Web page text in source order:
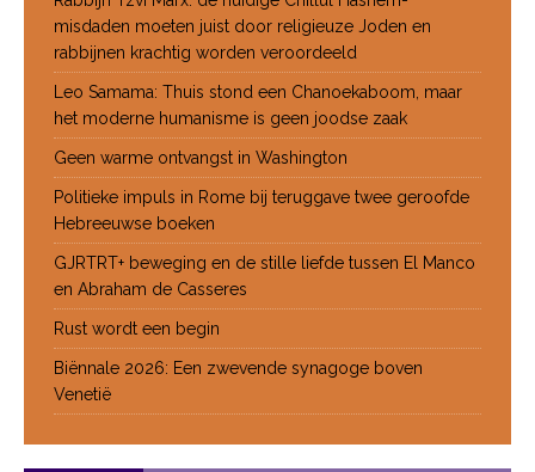
misdaden moeten juist door religieuze Joden en
rabbijnen krachtig worden veroordeeld
Leo Samama: Thuis stond een Chanoekaboom, maar
het moderne humanisme is geen joodse zaak
Geen warme ontvangst in Washington
Politieke impuls in Rome bij teruggave twee geroofde
Hebreeuwse boeken
GJRTRT+ beweging en de stille liefde tussen El Manco
en Abraham de Casseres
Rust wordt een begin
Biënnale 2026: Een zwevende synagoge boven
Venetië